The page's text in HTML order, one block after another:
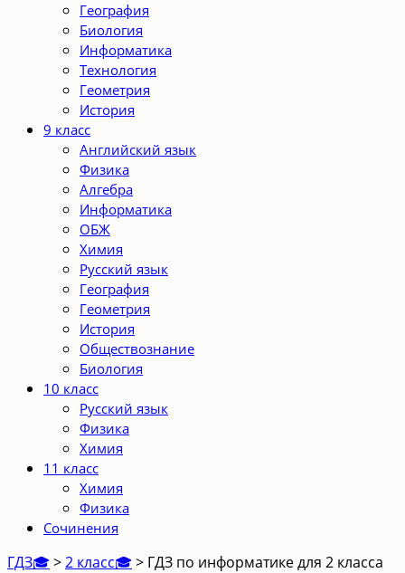
География
Биология
Информатика
Технология
Геометрия
История
9 класс
Английский язык
Физика
Алгебра
Информатика
ОБЖ
Химия
Русский язык
География
Геометрия
История
Обществознание
Биология
10 класс
Русский язык
Физика
Химия
11 класс
Химия
Физика
Сочинения
ГДЗ🎓>2 класс🎓> ГДЗ по информатике для 2 класса